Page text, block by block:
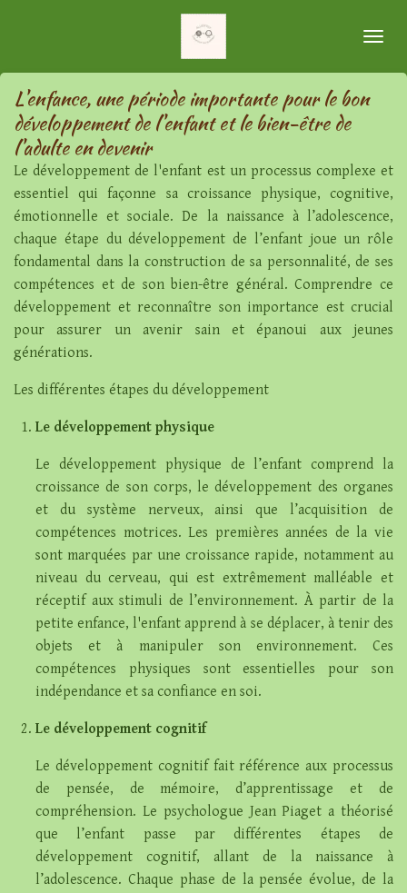
principal
L'enfance, une période importante pour le bon
développement de l'enfant et le bien-être de
l'adulte en devenir
Le développement de l'enfant est un processus complexe et
essentiel qui façonne sa croissance physique, cognitive,
émotionnelle et sociale. De la naissance à l’adolescence,
chaque étape du développement de l’enfant joue un rôle
fondamental dans la construction de sa personnalité, de ses
compétences et de son bien-être général. Comprendre ce
développement et reconnaître son importance est crucial
pour assurer un avenir sain et épanoui aux jeunes
générations.
Les différentes étapes du développement
Le développement physique
Le développement physique de l’enfant comprend la
croissance de son corps, le développement des organes
et du système nerveux, ainsi que l’acquisition de
compétences motrices. Les premières années de la vie
sont marquées par une croissance rapide, notamment au
niveau du cerveau, qui est extrêmement malléable et
réceptif aux stimuli de l’environnement. À partir de la
petite enfance, l'enfant apprend à se déplacer, à tenir des
objets et à manipuler son environnement. Ces
compétences physiques sont essentielles pour son
indépendance et sa confiance en soi.
Le développement cognitif
Le développement cognitif fait référence aux processus
de pensée, de mémoire, d’apprentissage et de
compréhension. Le psychologue Jean Piaget a théorisé
que l’enfant passe par différentes étapes de
développement cognitif, allant de la naissance à
l’adolescence. Chaque phase de la pensée évolue, de la